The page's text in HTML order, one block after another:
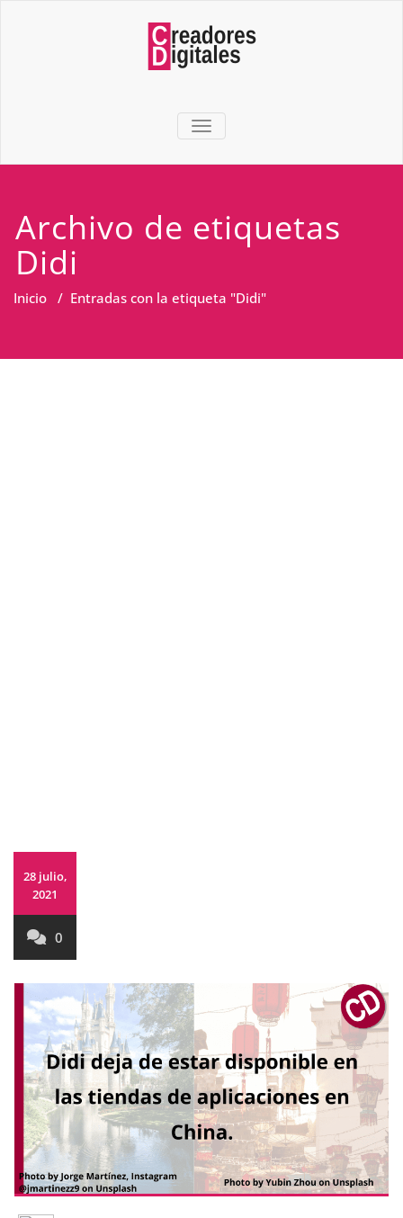
TOGGLE NAVIGATION
Archivo de etiquetas
Didi
Inicio / Entradas con la etiqueta "Didi"
28 julio,
2021
0